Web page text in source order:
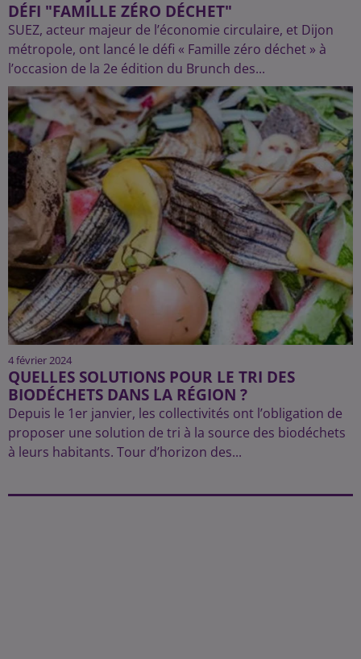
DÉFI "FAMILLE ZÉRO DÉCHET"
SUEZ, acteur majeur de l’économie circulaire, et Dijon
métropole, ont lancé le défi « Famille zéro déchet » à
l’occasion de la 2e édition du Brunch des...
4 février 2024
QUELLES SOLUTIONS POUR LE TRI DES
BIODÉCHETS DANS LA RÉGION ?
Depuis le 1er janvier, les collectivités ont l’obligation de
proposer une solution de tri à la source des biodéchets
à leurs habitants. Tour d’horizon des...